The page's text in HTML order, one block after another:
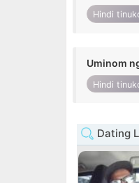
Hindi
Uminom
Hindi
Dating